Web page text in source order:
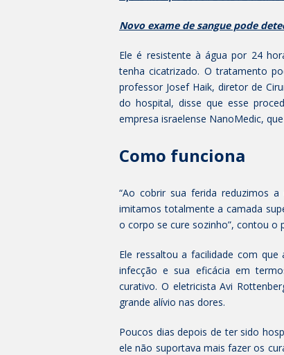
Novo exame de sangue pode
Ele é resistente à água por 24
tenha cicatrizado. O tratamento
professor Josef Haik, diretor de
do hospital, disse que esse
empresa israelense NanoMedic,
Como funciona
“Ao cobrir sua ferida reduzimos
imitamos totalmente a camada
o corpo se cure sozinho”, contou o
Ele ressaltou a facilidade com
infecção e sua eficácia em
curativo. O eletricista Avi
grande alívio nas dores.
Poucos dias depois de ter sido
ele não suportava mais fazer os